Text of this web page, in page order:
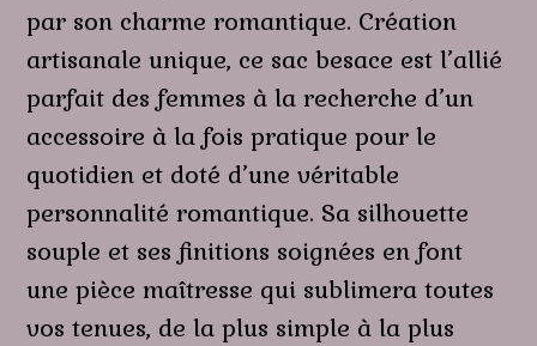
par son charme romantique. Création
artisanale unique, ce sac besace est l’allié
parfait des femmes à la recherche d’un
accessoire à la fois pratique pour le
quotidien et doté d’une véritable
personnalité romantique. Sa silhouette
souple et ses finitions soignées en font
une pièce maîtresse qui sublimera toutes
vos tenues, de la plus simple à la plus